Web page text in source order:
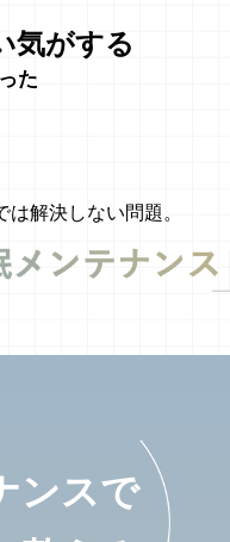
気がする
た
解決しない問題。
ンスで